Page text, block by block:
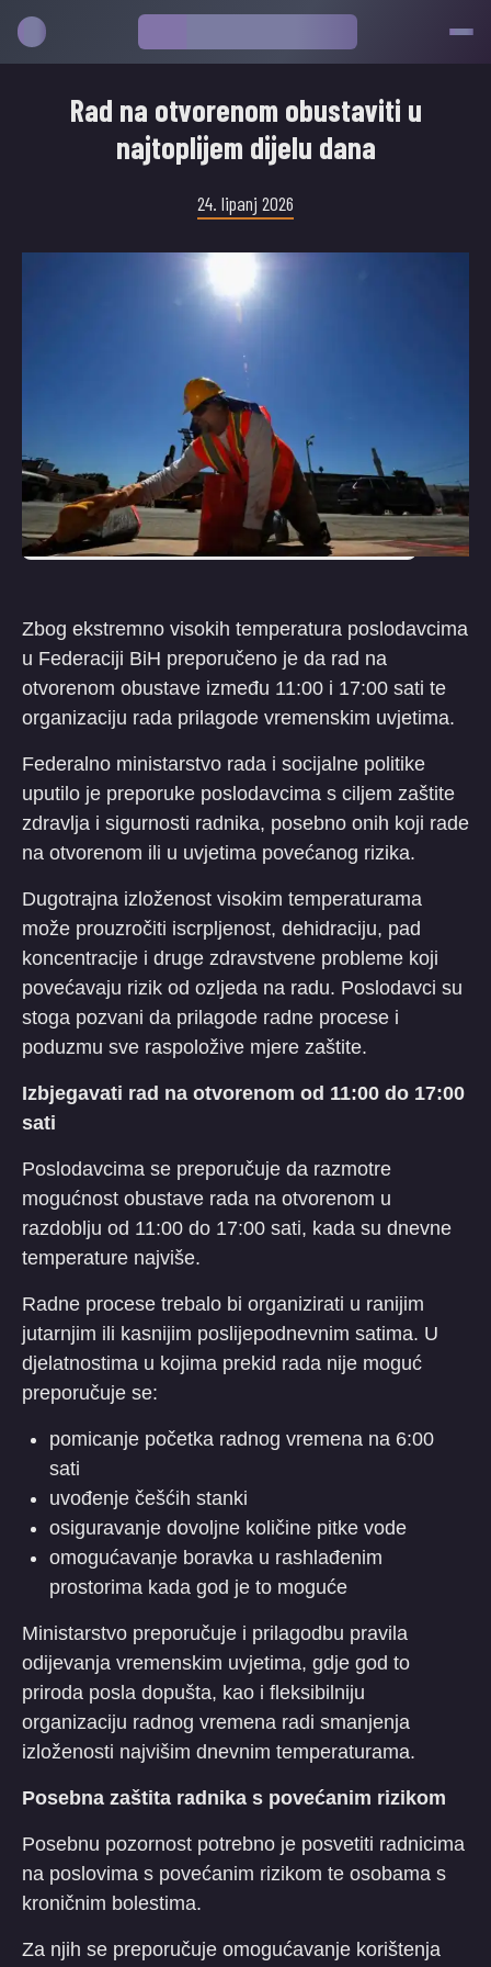
Rad na otvorenom obustaviti u
najtoplijem dijelu dana
24. lipanj 2026
Zbog ekstremno visokih temperatura poslodavcima
u Federaciji BiH preporučeno je da rad na
otvorenom obustave između 11:00 i 17:00 sati te
organizaciju rada prilagode vremenskim uvjetima.
Federalno ministarstvo rada i socijalne politike
uputilo je preporuke poslodavcima s ciljem zaštite
zdravlja i sigurnosti radnika, posebno onih koji rade
na otvorenom ili u uvjetima povećanog rizika.
Dugotrajna izloženost visokim temperaturama
može prouzročiti iscrpljenost, dehidraciju, pad
koncentracije i druge zdravstvene probleme koji
povećavaju rizik od ozljeda na radu. Poslodavci su
stoga pozvani da prilagode radne procese i
poduzmu sve raspoložive mjere zaštite.
Izbjegavati rad na otvorenom od 11:00 do 17:00
sati
Poslodavcima se preporučuje da razmotre
mogućnost obustave rada na otvorenom u
razdoblju od 11:00 do 17:00 sati, kada su dnevne
temperature najviše.
Radne procese trebalo bi organizirati u ranijim
jutarnjim ili kasnijim poslijepodnevnim satima. U
djelatnostima u kojima prekid rada nije moguć
preporučuje se:
pomicanje početka radnog vremena na 6:00
sati
uvođenje češćih stanki
osiguravanje dovoljne količine pitke vode
omogućavanje boravka u rashlađenim
prostorima kada god je to moguće
Ministarstvo preporučuje i prilagodbu pravila
odijevanja vremenskim uvjetima, gdje god to
priroda posla dopušta, kao i fleksibilniju
organizaciju radnog vremena radi smanjenja
izloženosti najvišim dnevnim temperaturama.
Posebna zaštita radnika s povećanim rizikom
Posebnu pozornost potrebno je posvetiti radnicima
na poslovima s povećanim rizikom te osobama s
kroničnim bolestima.
Za njih se preporučuje omogućavanje korištenja